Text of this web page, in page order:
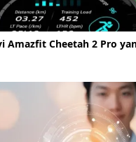
Amazfit Cheetah 2 Pro